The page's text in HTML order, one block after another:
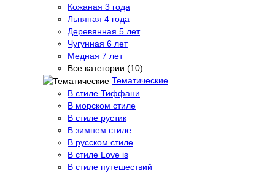
Кожаная 3 года
Льняная 4 года
Деревянная 5 лет
Чугунная 6 лет
Медная 7 лет
Все категории (10)
Тематические
В стиле Тиффани
В морском стиле
В стиле рустик
В зимнем стиле
В русском стиле
В стиле Love is
В стиле путешествий